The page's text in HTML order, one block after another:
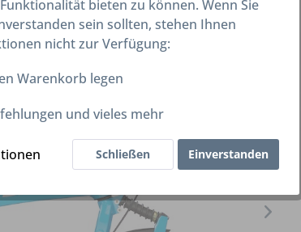
bieten zu können. Wenn Sie
sein sollten, stehen Ihnen
nicht zur Verfügung:
Warenkorb legen
und vieles mehr
Einverstanden
Schließen